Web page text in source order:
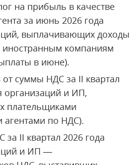
на прибыль в качестве
за июнь 2026 года
выплачивающих доходы
иностранным компаниям
в июне).
от суммы НДС за II квартал
организаций и ИП,
плательщиками
агентами по НДС).
за II квартал 2026 года
и ИП —